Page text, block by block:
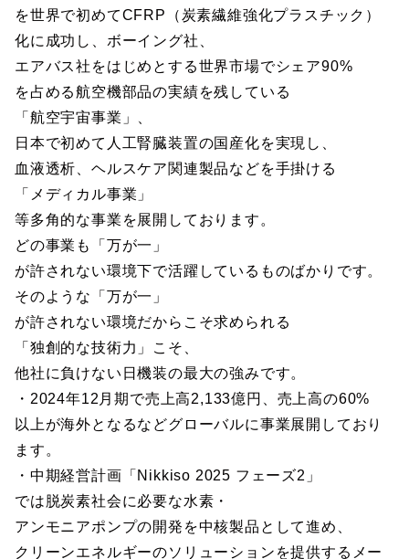
を世界で初めてCFRP（炭素繊維強化プラスチック）
化に成功し、ボーイング社、
エアバス社をはじめとする世界市場でシェア90%
を占める航空機部品の実績を残している
「航空宇宙事業」、
日本で初めて人工腎臓装置の国産化を実現し、
血液透析、ヘルスケア関連製品などを手掛ける
「メディカル事業」
等多角的な事業を展開しております。
どの事業も「万が一」
が許されない環境下で活躍しているものばかりです。
そのような「万が一」
が許されない環境だからこそ求められる
「独創的な技術力」こそ、
他社に負けない日機装の最大の強みです。
・2024年12月期で売上高2,133億円、売上高の60%
以上が海外となるなどグローバルに事業展開しており
ます。
・中期経営計画「Nikkiso 2025 フェーズ2」
では脱炭素社会に必要な水素・
アンモニアポンプの開発を中核製品として進め、
クリーンエネルギーのソリューションを提供するメー